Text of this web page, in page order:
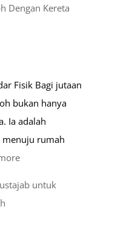
Dengan Kereta
Fisik Bagi jutaan
bukan hanya
Ia adalah
menuju rumah
:
untuk